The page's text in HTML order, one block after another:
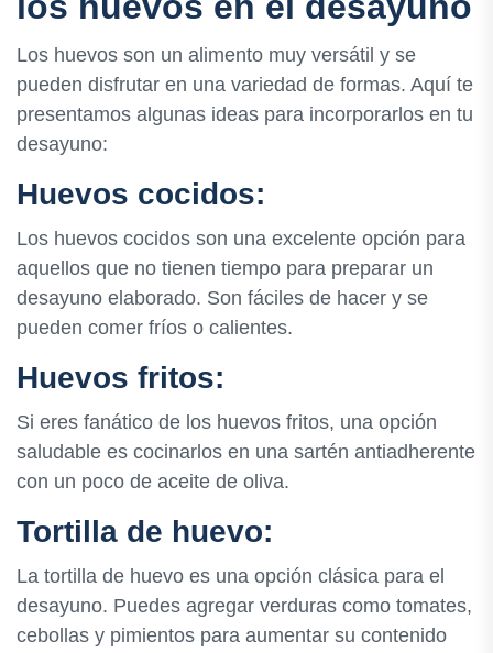
Los huevos son un alimento muy versátil y se
pueden disfrutar en una variedad de formas. Aquí te
presentamos algunas ideas para incorporarlos en tu
desayuno:
Huevos cocidos:
Los huevos cocidos son una excelente opción para
aquellos que no tienen tiempo para preparar un
desayuno elaborado. Son fáciles de hacer y se
pueden comer fríos o calientes.
Huevos fritos:
Si eres fanático de los huevos fritos, una opción
saludable es cocinarlos en una sartén antiadherente
con un poco de aceite de oliva.
Tortilla de huevo:
La tortilla de huevo es una opción clásica para el
desayuno. Puedes agregar verduras como tomates,
cebollas y pimientos para aumentar su contenido